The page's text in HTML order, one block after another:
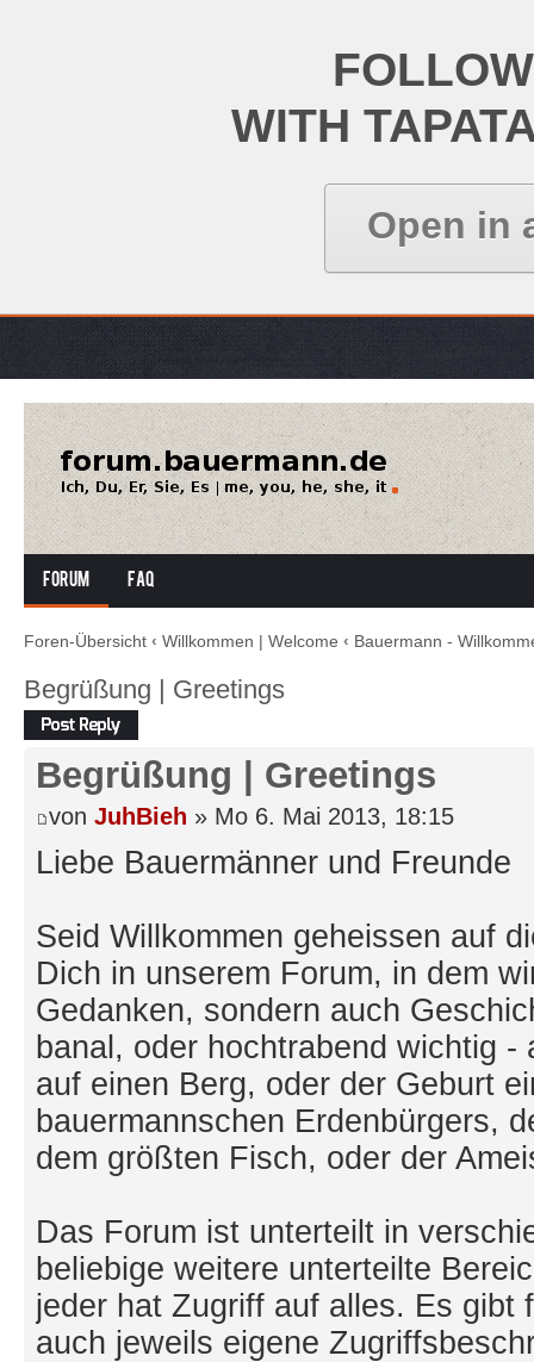
WITH
Open in
Forum FAQ
Foren-Übersicht ‹ Willkommen | Welcome ‹ Bauermann -
Begrüßung | Greetings
Antwort erstellen
Begrüßung | Greetings
von JuhBieh » Mo 6. Mai 2013, 18:15
Liebe Bauermänner und Freunde
Seid Willkommen geheissen auf
Dich in unserem Forum, in dem
Gedanken, sondern auch
banal, oder hochtrabend wichtig
auf einen Berg, oder der Geburt
bauermannschen Erdenbürgers,
dem größten Fisch, oder der
Das Forum ist unterteilt in
beliebige weitere unterteilte
jeder hat Zugriff auf alles. Es gibt
auch jeweils eigene